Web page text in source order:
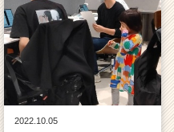
2022.10.05